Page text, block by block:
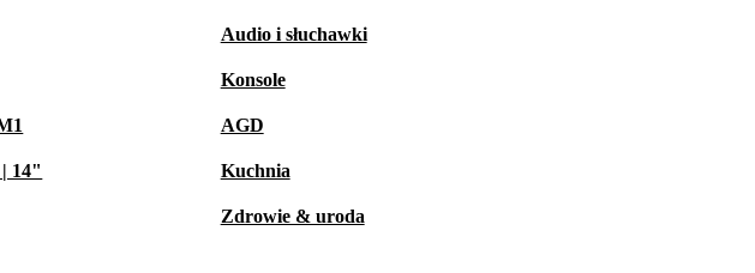
14"
Audio i słuchawki
Konsole
AGD
Kuchnia
Zdrowie & uroda